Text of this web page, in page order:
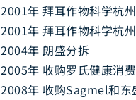
2001年 拜耳作物科学杭
2001年 拜耳作物科学杭
2004年 朗盛分拆
2005年 收购罗氏健康消
2008年 收购Sagmel和东